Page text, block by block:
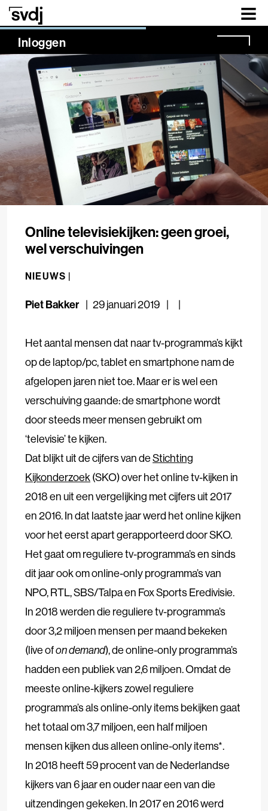
Naar hoofdinhoud
Inloggen
NaN%
Online televisiekijken: geen groei,
wel verschuivingen
NIEUWS |
Piet Bakker 29 januari 2019
Het aantal mensen dat naar tv-programma’s kijkt
op de laptop/pc, tablet en smartphone nam de
afgelopen jaren niet toe. Maar er is wel een
verschuiving gaande: de smartphone wordt
door steeds meer mensen gebruikt om
‘televisie’ te kijken.
Dat blijkt uit de cijfers van deStichting
Kijkonderzoek(SKO) over het online tv-kijken in
2018 en uit een vergelijking met cijfers uit 2017
en 2016. In dat laatste jaar werd het online kijken
voor het eerst apart gerapporteerd door SKO.
Het gaat om reguliere tv-programma’s en sinds
dit jaar ook om online-only programma’s van
NPO, RTL, SBS/Talpa en Fox Sports Eredivisie.
In 2018 werden die reguliere tv-programma’s
door 3,2 miljoen mensen per maand bekeken
(live ofon demand), de online-only programma’s
hadden een publiek van 2,6 miljoen. Omdat de
meeste online-kijkers zowel reguliere
programma’s als online-only items bekijken gaat
het totaal om 3,7 miljoen, een half miljoen
mensen kijken dus alleen online-only items*.
In 2018 heeft 59 procent van de Nederlandse
kijkers van 6 jaar en ouder naar een van die
uitzendingen gekeken. In 2017 en 2016 werd